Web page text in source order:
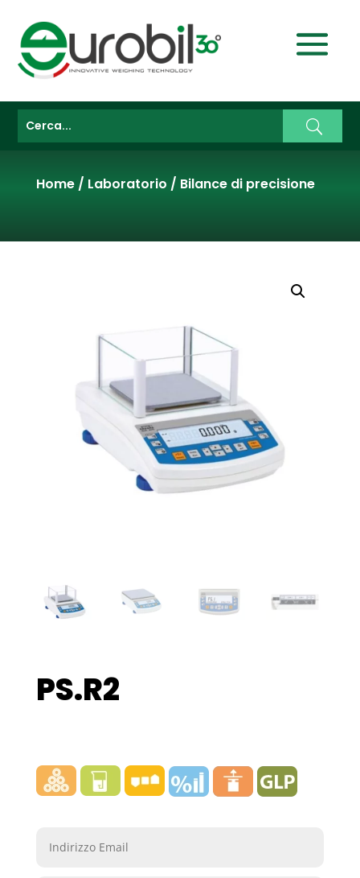
Home/ Laboratorio / Bilance di precisione
PS.R2